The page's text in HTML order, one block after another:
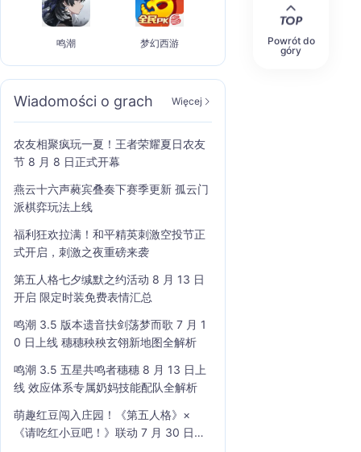
鸣潮 梦幻西游
Wiadomości o grach Więcej
农友相聚疯玩一夏！王者荣耀夏日农友
节 8 月 8 日正式开幕
燕云十六声蕤宾叠奏下赛季更新 孤云门
派棋弈玩法上线
福利狂欢拉满！和平精英刺激空投节正
式开启，刺激之夜重磅来袭
第五人格七夕缄默之约活动 8 月 13 日
开启 限定时装免费表情汇总
鸣潮 3.5 版本遗音扶剑荡梦而歌 7 月 1
0 日上线 穗穗秧秧玄翎新地图全解析
鸣潮 3.5 五星共鸣者穗穗 8 月 13 日上
线 效应体系专属奶妈技能配队全解析
萌趣红豆闯入庄园！《第五人格》×
《请吃红小豆吧！》联动 7 月 30 日开
Powrót do
góry